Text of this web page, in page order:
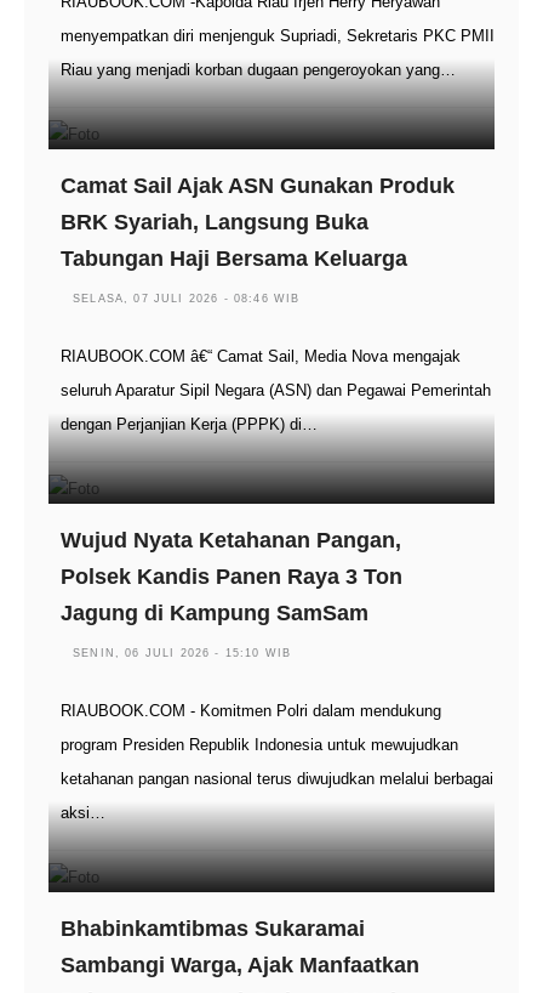
menyempatkan diri menjenguk Supriadi, Sekretaris PKC PMII
Riau yang menjadi korban dugaan pengeroyokan yang…
Camat Sail Ajak ASN Gunakan Produk
BRK Syariah, Langsung Buka
Tabungan Haji Bersama Keluarga
SELASA, 07 JULI 2026 - 08:46 WIB
RIAUBOOK.COM â€“ Camat Sail, Media Nova mengajak
seluruh Aparatur Sipil Negara (ASN) dan Pegawai Pemerintah
dengan Perjanjian Kerja (PPPK) di…
Wujud Nyata Ketahanan Pangan,
Polsek Kandis Panen Raya 3 Ton
Jagung di Kampung SamSam
SENIN, 06 JULI 2026 - 15:10 WIB
RIAUBOOK.COM - Komitmen Polri dalam mendukung
program Presiden Republik Indonesia untuk mewujudkan
ketahanan pangan nasional terus diwujudkan melalui berbagai
aksi…
Bhabinkamtibmas Sukaramai
Sambangi Warga, Ajak Manfaatkan